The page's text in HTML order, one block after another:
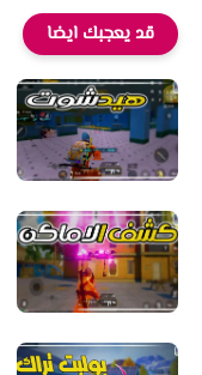
قد يعجبك ايضا